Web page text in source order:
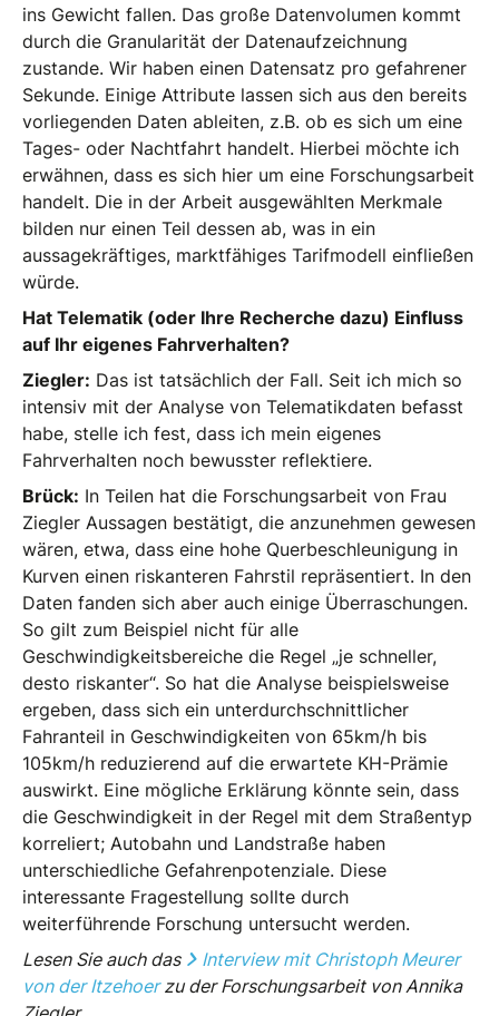
ins Gewicht fallen. Das große Datenvolumen kommt
durch die Granularität der Datenaufzeichnung
zustande. Wir haben einen Datensatz pro gefahrener
Sekunde. Einige Attribute lassen sich aus den bereits
vorliegenden Daten ableiten, z.B. ob es sich um eine
Tages- oder Nachtfahrt handelt. Hierbei möchte ich
erwähnen, dass es sich hier um eine Forschungsarbeit
handelt. Die in der Arbeit ausgewählten Merkmale
bilden nur einen Teil dessen ab, was in ein
aussagekräftiges, marktfähiges Tarifmodell einfließen
würde.
Hat Telematik (oder Ihre Recherche dazu) Einfluss
auf Ihr eigenes Fahrverhalten?
Ziegler: Das ist tatsächlich der Fall. Seit ich mich so
intensiv mit der Analyse von Telematikdaten befasst
habe, stelle ich fest, dass ich mein eigenes
Fahrverhalten noch bewusster reflektiere.
Brück: In Teilen hat die Forschungsarbeit von Frau
Ziegler Aussagen bestätigt, die anzunehmen gewesen
wären, etwa, dass eine hohe Querbeschleunigung in
Kurven einen riskanteren Fahrstil repräsentiert. In den
Daten fanden sich aber auch einige Überraschungen.
So gilt zum Beispiel nicht für alle
Geschwindigkeitsbereiche die Regel „je schneller,
desto riskanter“. So hat die Analyse beispielsweise
ergeben, dass sich ein unterdurchschnittlicher
Fahranteil in Geschwindigkeiten von 65km/h bis
105km/h reduzierend auf die erwartete KH-Prämie
auswirkt. Eine mögliche Erklärung könnte sein, dass
die Geschwindigkeit in der Regel mit dem Straßentyp
korreliert; Autobahn und Landstraße haben
unterschiedliche Gefahrenpotenziale. Diese
interessante Fragestellung sollte durch
weiterführende Forschung untersucht werden.
Lesen Sie auch das
Interview mit Christoph Meurer
von der Itzehoerzu der Forschungsarbeit von Annika